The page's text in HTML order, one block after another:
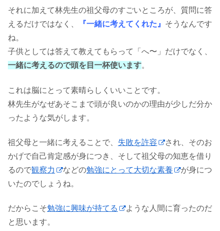
それに加えて林先生の祖父母のすごいところが、質問に答
えるだけではなく、
『一緒に考えてくれた』 そうなんです
ね。
子供としては答えて教えてもらって「へ〜」だけでなく、
一緒に考えるので頭を目一杯使います。
これは脳にとって素晴らしくいいことです。
林先生がなぜあそこまで頭が良いのかの理由が少しだ分か
ったような気がします。
祖父母と一緒に考えることで、 失敗を許容
され、そのお
かげで自己肯定感が身につき、そして祖父母の知恵を借り
るので観察力 などの勉強にとって大切な素養
が身につ
いたのでしょうね。
だからこそ勉強に興味が持てる
ような人間に育ったのだ
と思います。